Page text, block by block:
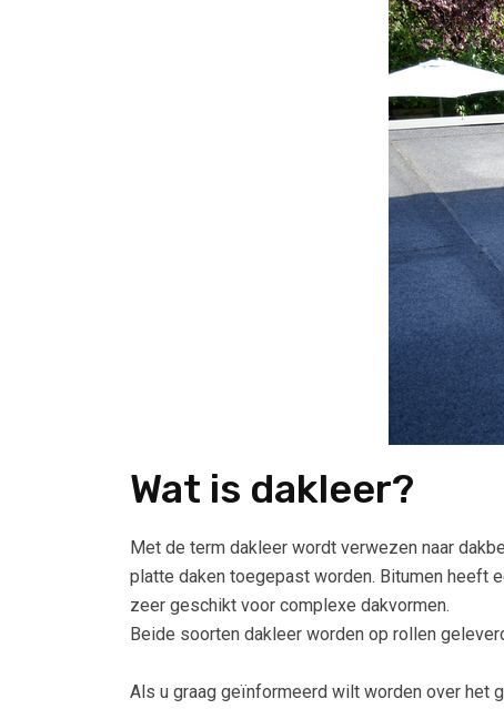
Wat is dakleer?
Met de term dakleer wordt verwezen naar
platte daken toegepast worden. Bitumen heeft
zeer geschikt voor complexe dakvormen.
Beide soorten dakleer worden op rollen
Als u graag geïnformeerd wilt worden over het